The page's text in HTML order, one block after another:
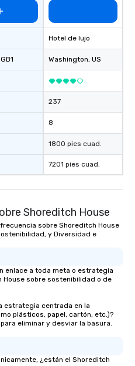
Hotel de lujo
Washington, US
237
8
1800 pies cuad.
7201 pies cuad.
Shoreditch House
sobre Shoreditch House
y Diversidad e
enlace a toda meta o estrategia
sobre sostenibilidad o de
estrategia centrada en la
plásticos, papel, cartón, etc.)?
eliminar y desviar la basura.
¿están el Shoreditch